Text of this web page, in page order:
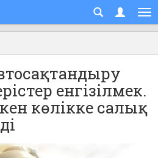
енгізілмек.
көлікке салық